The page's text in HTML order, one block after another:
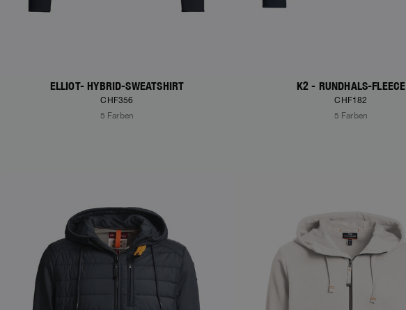
ELLIOT- HYBRID-SWEATSHIRT
CHF356
5 Farben
K2 - RUNDHALS-FLEECE
CHF182
5 Farben